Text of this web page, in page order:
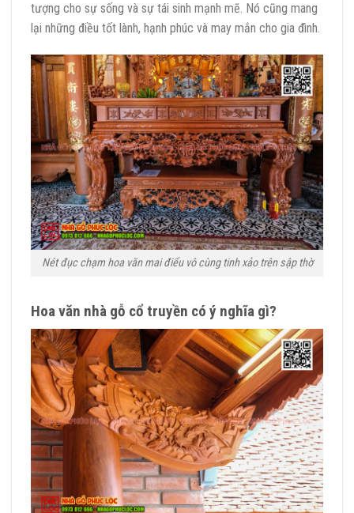
tượng cho sự sống và sự tái sinh mạnh mẽ. Nó cũng mang
lại những điều tốt lành, hạnh phúc và may mắn cho gia đình.
Nét đục chạm hoa văn mai điểu vô cùng tinh xảo trên sập thờ
Hoa văn nhà gỗ cổ truyền có ý nghĩa gì?